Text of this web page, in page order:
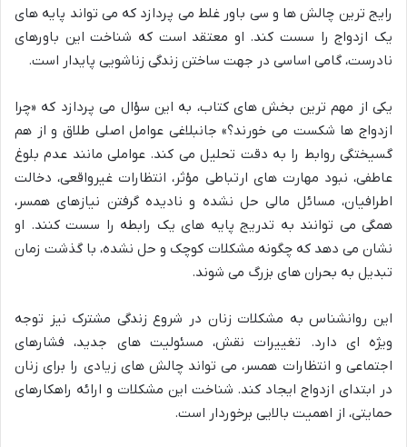
رایج ترین چالش ها و سی باور غلط می پردازد که می تواند پایه های
یک ازدواج را سست کند. او معتقد است که شناخت این باورهای
نادرست، گامی اساسی در جهت ساختن زندگی زناشویی پایدار است.
یکی از مهم ترین بخش های کتاب، به این سؤال می پردازد که «چرا
ازدواج ها شکست می خورند؟» جانبلاغی عوامل اصلی طلاق و از هم
گسیختگی روابط را به دقت تحلیل می کند. عواملی مانند عدم بلوغ
عاطفی، نبود مهارت های ارتباطی مؤثر، انتظارات غیرواقعی، دخالت
اطرافیان، مسائل مالی حل نشده و نادیده گرفتن نیازهای همسر،
همگی می توانند به تدریج پایه های یک رابطه را سست کنند. او
نشان می دهد که چگونه مشکلات کوچک و حل نشده، با گذشت زمان
تبدیل به بحران های بزرگ می شوند.
این روانشناس به مشکلات زنان در شروع زندگی مشترک نیز توجه
ویژه ای دارد. تغییرات نقش، مسئولیت های جدید، فشارهای
اجتماعی و انتظارات همسر، می تواند چالش های زیادی را برای زنان
در ابتدای ازدواج ایجاد کند. شناخت این مشکلات و ارائه راهکارهای
حمایتی، از اهمیت بالایی برخوردار است.